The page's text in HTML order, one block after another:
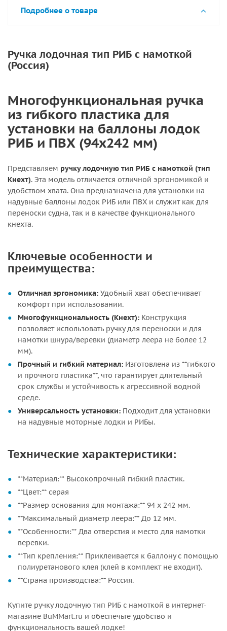
Подробнее о товаре
Ручка лодочная тип РИБ с намоткой
(Россия)
Многофункциональная ручка
из гибкого пластика для
установки на баллоны лодок
РИБ и ПВХ (94х242 мм)
Представляем ручку лодочную тип РИБ с намоткой (тип
Кнехт). Эта модель отличается отличной эргономикой и
удобством хвата. Она предназначена для установки на
надувные баллоны лодок РИБ или ПВХ и служит как для
переноски судна, так и в качестве функционального
кнехта.
Ключевые особенности и
преимущества:
Отличная эргономика: Удобный хват обеспечивает
комфорт при использовании.
Многофункциональность (Кнехт): Конструкция
позволяет использовать ручку для переноски и для
намотки шнура/веревки (диаметр леера не более 12
мм).
Прочный и гибкий материал: Изготовлена из **гибкого
и прочного пластика**, что гарантирует длительный
срок службы и устойчивость к агрессивной водной
среде.
Универсальность установки: Подходит для установки
на надувные моторные лодки и РИБы.
Технические характеристики:
**Материал:** Высокопрочный гибкий пластик.
**Цвет:** серая
**Размер основания для монтажа:** 94 х 242 мм.
**Максимальный диаметр леера:** До 12 мм.
**Особенности:** Два отверстия и место для намотки
веревки.
**Тип крепления:** Приклеивается к баллону с помощью
полиуретанового клея (клей в комплект не входит).
**Страна производства:** Россия.
Купите ручку лодочную тип РИБ с намоткой в интернет-
магазине BuMMart.ru и обеспечьте удобство и
функциональность вашей лодке!